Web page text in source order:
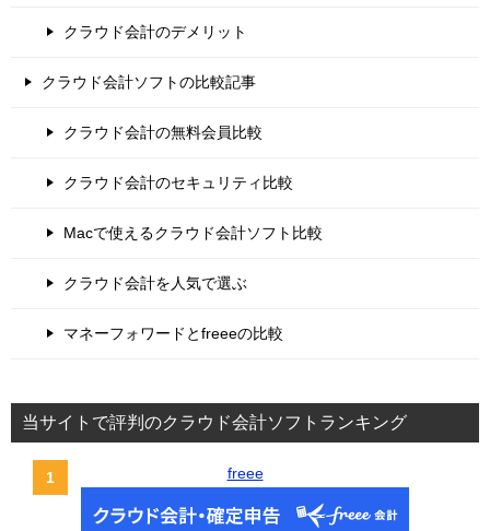
クラウド会計のデメリット
クラウド会計ソフトの比較記事
クラウド会計の無料会員比較
クラウド会計のセキュリティ比較
Macで使えるクラウド会計ソフト比較
クラウド会計を人気で選ぶ
マネーフォワードとfreeeの比較
当サイトで評判のクラウド会計ソフトランキング
freee